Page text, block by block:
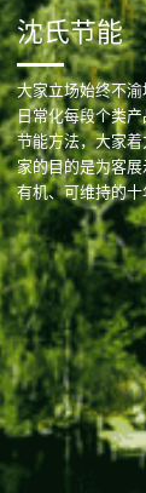
沈氏节能
大家立场始终不
日常化每段个类
节能方法，大家
家的目的是为客
有机、可维持的